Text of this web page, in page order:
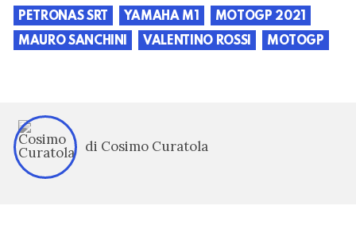
PETRONAS SRT YAMAHA M1
MOTOGP 2021
MAURO SANCHINI
VALENTINO ROSSI MOTOGP
di Cosimo Curatola